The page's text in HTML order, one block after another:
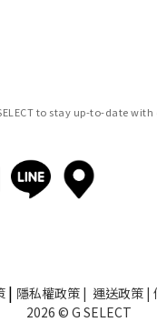
to stay up-to-date with
| 隱私權政策| 運送政策|
2026 © G SELECT